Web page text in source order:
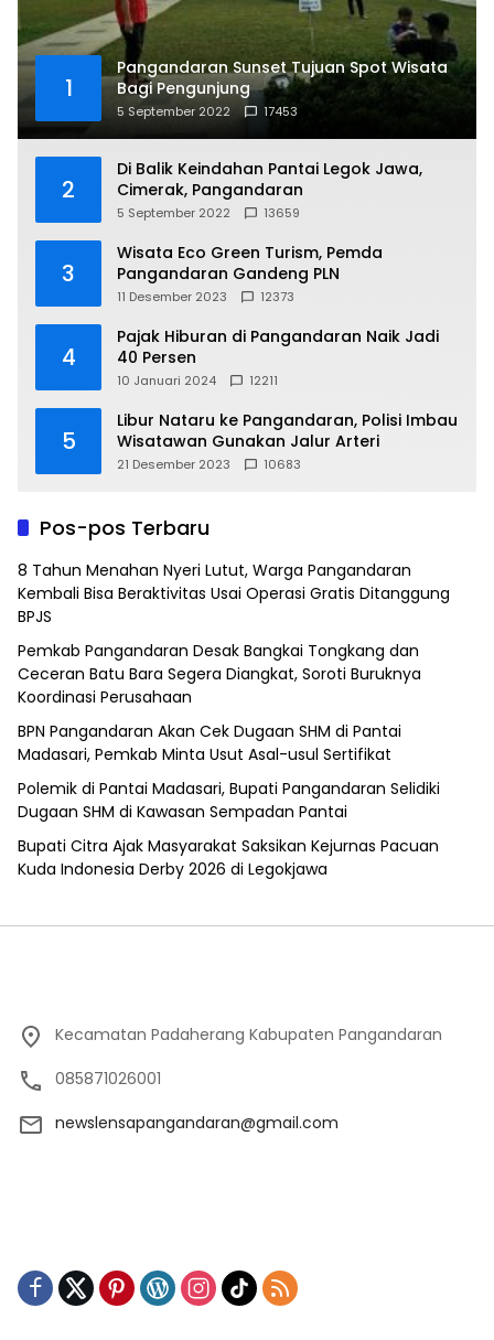
1
Pangandaran Sunset Tujuan Spot Wisata
Bagi Pengunjung
5 September 2022 17453
2
Di Balik Keindahan Pantai Legok Jawa,
Cimerak, Pangandaran
5 September 2022 13659
3
Wisata Eco Green Turism, Pemda
Pangandaran Gandeng PLN
11 Desember 2023 12373
4
Pajak Hiburan di Pangandaran Naik Jadi
40 Persen
10 Januari 2024 12211
5
Libur Nataru ke Pangandaran, Polisi Imbau
Wisatawan Gunakan Jalur Arteri
21 Desember 2023 10683
Pos-pos Terbaru
8 Tahun Menahan Nyeri Lutut, Warga Pangandaran
Kembali Bisa Beraktivitas Usai Operasi Gratis Ditanggung
BPJS
Pemkab Pangandaran Desak Bangkai Tongkang dan
Ceceran Batu Bara Segera Diangkat, Soroti Buruknya
Koordinasi Perusahaan
BPN Pangandaran Akan Cek Dugaan SHM di Pantai
Madasari, Pemkab Minta Usut Asal-usul Sertifikat
Polemik di Pantai Madasari, Bupati Pangandaran Selidiki
Dugaan SHM di Kawasan Sempadan Pantai
Bupati Citra Ajak Masyarakat Saksikan Kejurnas Pacuan
Kuda Indonesia Derby 2026 di Legokjawa
Kecamatan Padaherang Kabupaten Pangandaran
085871026001
newslensapangandaran@gmail.com